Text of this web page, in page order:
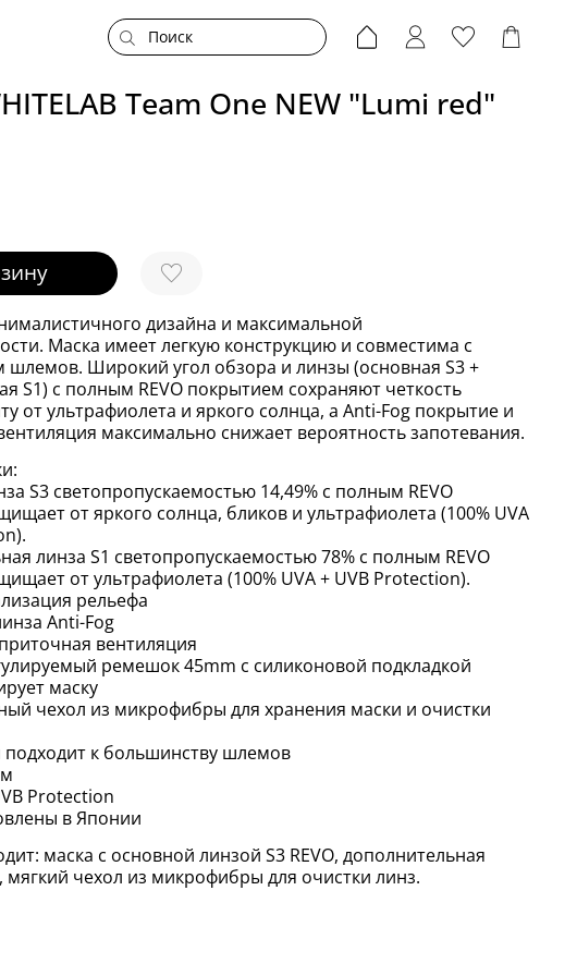
Team One NEW "Lumi red"
дизайна и максимальной
Маска имеет легкую конструкцию и совместима с
шлемов. Широкий угол обзора и линзы (основная S3 +
S1) с полным REVO покрытием сохраняют четкость
от ультрафиолета и яркого солнца, а Anti-Fog покрытие и
максимально снижает вероятность запотевания.
S3 светопропускаемостью 14,49% с полным REVO
от яркого солнца, бликов и ультрафиолета (100% UVA
линза S1 светопропускаемостью 78% с полным REVO
от ультрафиолета (100% UVA + UVB Protection).
рельефа
Anti-Fog
вентиляция
ремешок 45mm с силиконовой подкладкой
маску
чехол из микрофибры для хранения маски и очистки
к большинству шлемов
Protection
в Японии
маска с основной линзой S3 REVO, дополнительная
мягкий чехол из микрофибры для очистки линз.